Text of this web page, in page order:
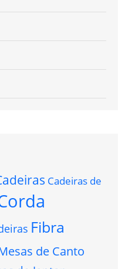
Cadeiras de
Fibra
de Canto